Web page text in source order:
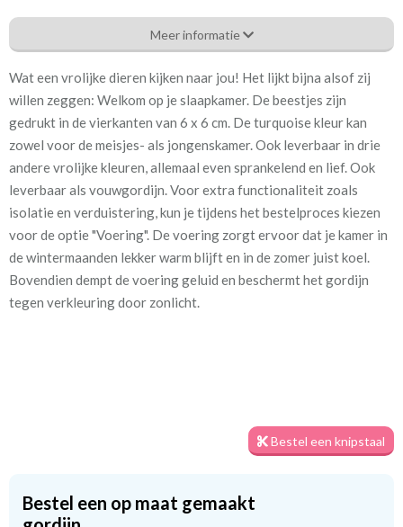
Be_[B24]1919 by lots dieren lime-aqua
Eigenschappen gordijnstof
Artikelnummer
Be_[B24]1919 by lots dieren
Patroon: 32 cm
Stofbreedte: 140 cm
Mate van verduistering:
Geen (voering optioneel
tijdens bestelproces)
Meestal eerder, maar houd
Twijfel je nog over de stof? Geen zorgen! Je kunt altijd eerst een
knipstaal bestellen om de textuur en kleur van de stof te
Meer informatie
Wat een vrolijke dieren kijken naar jou! Het lijkt bijna alsof zij
willen zeggen: Welkom op je slaapkamer. De beestjes zijn
gedrukt in de vierkanten van 6 x 6 cm. De turquoise kleur kan
zowel voor de meisjes- als jongenskamer. Ook leverbaar in drie
andere vrolijke kleuren, allemaal even sprankelend en lief. Ook
leverbaar als vouwgordijn. Voor extra functionaliteit zoals
isolatie en verduistering, kun je tijdens het bestelproces kiezen
voor de optie "Voering". De voering zorgt ervoor dat je kamer in
de wintermaanden lekker warm blijft en in de zomer juist koel.
Bovendien dempt de voering geluid en beschermt het gordijn
tegen verkleuring door zonlicht.
Bestel een knipstaal
Bestel een op maat gemaakt